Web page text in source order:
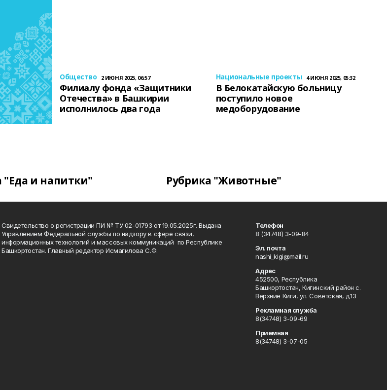
Общество 2 ИЮНЯ 2025, 06:57
Филиалу фонда «Защитники
Отечества» в Башкирии
исполнилось два года
Национальные проекты 4 ИЮНЯ 2025, 05:32
В Белокатайскую больницу
поступило новое
медоборудование
"Еда и напитки" Рубрика "Животные"
Свидетельство о регистрации ПИ № ТУ 02-01793 от 19.05.2025г. Выдана
Управлением Федеральной службы по надзору в сфере связи,
информационных технологий и массовых коммуникаций по Республике
Башкортостан. Главный редактор Исмагилова С.Ф.
Телефон
8 (34748) 3-09-84
Эл. почта
nashi_kigi@mail.ru
Адрес
452500, Республика
Башкортостан, Кигинский район с.
Верхние Киги, ул. Советская, д.13
Рекламная служба
8(34748) 3-09-69
Приемная
8(34748) 3-07-05